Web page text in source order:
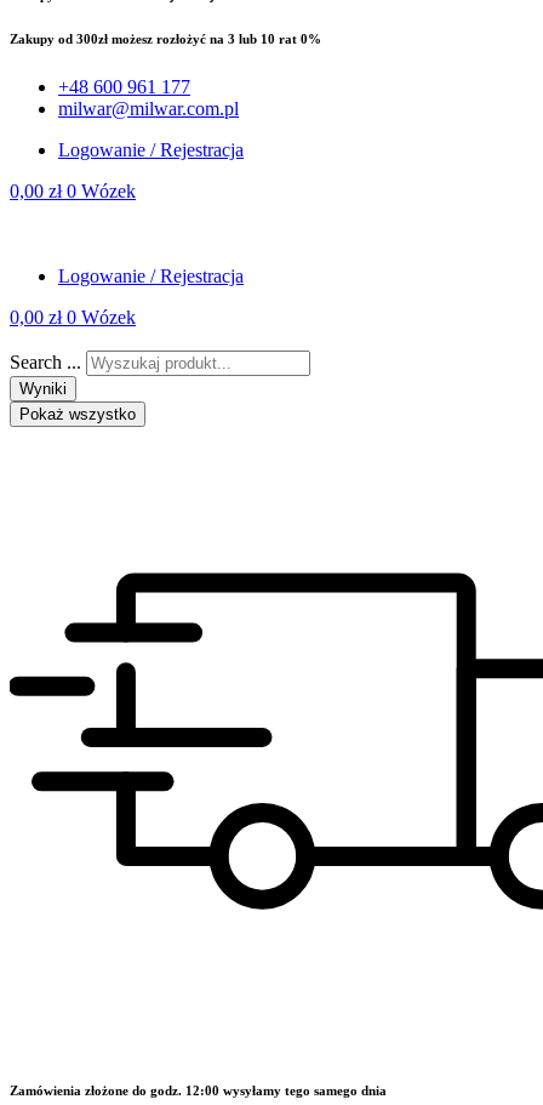
Zakupy od 300zł możesz rozłożyć na 3 lub 10 rat 0%
+48 600 961 177
milwar@milwar.com.pl
Logowanie / Rejestracja
0,00 zł 0 Wózek
Logowanie / Rejestracja
0,00 zł 0 Wózek
Search ...
Wyniki
Pokaż wszystko
Zamówienia złożone do godz. 12:00 wysyłamy tego samego dnia